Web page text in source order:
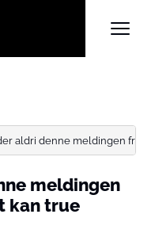
aldri denne meldingen fra
meldingen
kan true